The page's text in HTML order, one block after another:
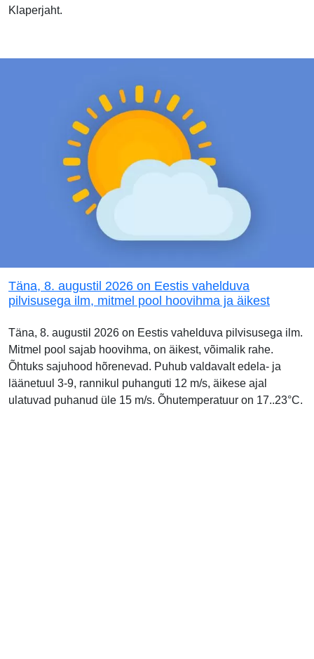
Klaperjaht.
Täna, 8. augustil 2026 on Eestis vahelduva
pilvisusega ilm, mitmel pool hoovihma ja äikest
Täna, 8. augustil 2026 on Eestis vahelduva pilvisusega ilm.
Mitmel pool sajab hoovihma, on äikest, võimalik rahe.
Õhtuks sajuhood hõrenevad. Puhub valdavalt edela- ja
läänetuul 3-9, rannikul puhanguti 12 m/s, äikese ajal
ulatuvad puhanud üle 15 m/s. Õhutemperatuur on 17..23°C.